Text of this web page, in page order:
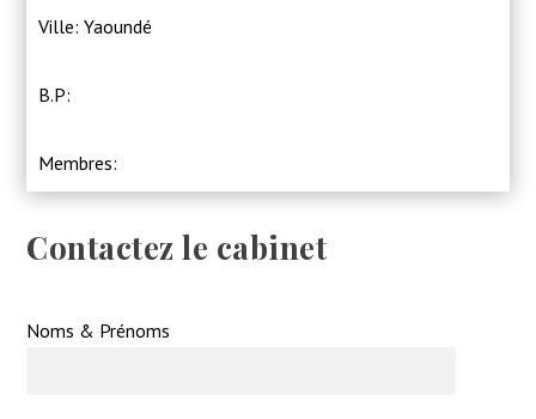
Ville: Yaoundé
B.P:
Membres:
Contactez le cabinet
Noms & Prénoms